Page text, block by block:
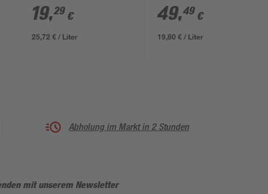
750 ml
19,29 €
25,72 € / Liter
silbergrau seidenmatt
2,5 l
49,49 €
19,80 € / Liter
Abholung im Markt in 2 Stunden
mit unserem Newsletter